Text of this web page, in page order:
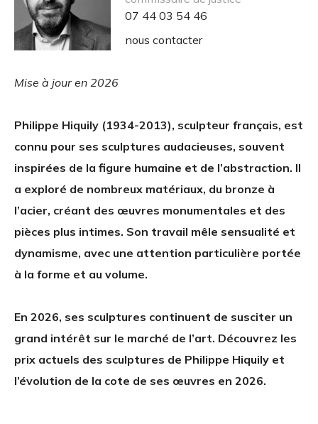
07 44 03 54 46
nous contacter
Mise à jour en 2026
Philippe Hiquily (1934-2013), sculpteur français, est
connu pour ses sculptures audacieuses, souvent
inspirées de la figure humaine et de l’abstraction. Il
a exploré de nombreux matériaux, du bronze à
l’acier, créant des œuvres monumentales et des
pièces plus intimes. Son travail mêle sensualité et
dynamisme, avec une attention particulière portée
à la forme et au volume.
En 2026, ses sculptures continuent de susciter un
grand intérêt sur le marché de l’art. Découvrez les
prix actuels des sculptures de Philippe Hiquily et
l’évolution de la cote de ses œuvres en 2026.